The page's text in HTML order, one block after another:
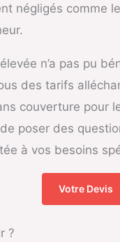
négligés comme
n’a pas pu
des tarifs
couverture
poser des
à vos besoins
Votre Devis
?